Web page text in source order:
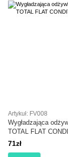
Artykuł: FV008
Wygładzająca
TOTAL FLAT
71zł